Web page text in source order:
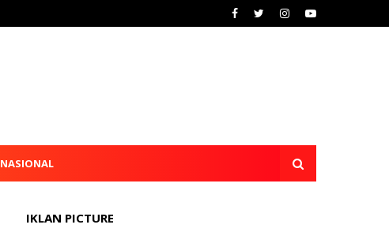
NASIONAL
IKLAN PICTURE